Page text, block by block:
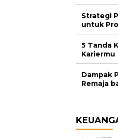
Strategi
untuk
5 Tanda
Kariermu
Dampak
Remaja